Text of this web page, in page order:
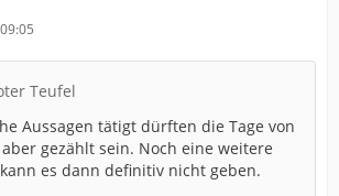
Teufel
Aussagen tätigt dürften die Tage von
gezählt sein. Noch eine weitere
es dann definitiv nicht geben.